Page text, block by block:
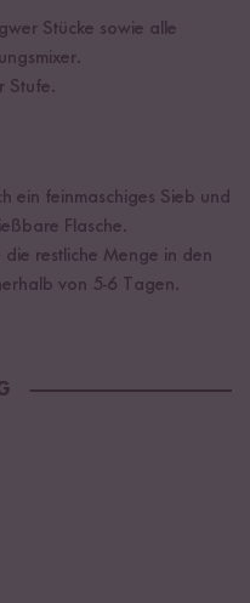
Stücke sowie alle
Stufe.
ein feinmaschiges Sieb und
Flasche.
restliche Menge in den
von 5-6 Tagen.